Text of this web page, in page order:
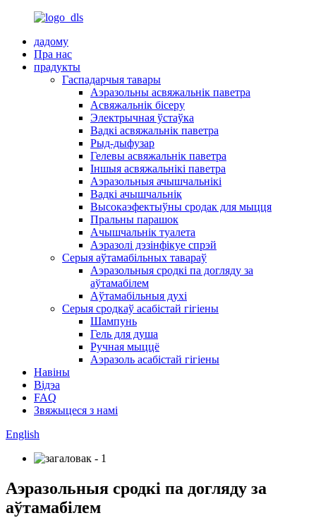
дадому
Пра нас
прадукты
Гаспадарчыя тавары
Аэразольны асвяжальнік паветра
Асвяжальнік бісеру
Электрычная ўстаўка
Вадкі асвяжальнік паветра
Рыд-дыфузар
Гелевы асвяжальнік паветра
Іншыя асвяжальнікі паветра
Аэразольныя ачышчальнікі
Вадкі ачышчальнік
Высокаэфектыўны сродак для мыцця
Пральны парашок
Ачышчальнік туалета
Аэразолі дэзінфікуе спрэй
Серыя аўтамабільных тавараў
Аэразольныя сродкі па догляду за
аўтамабілем
Аўтамабільныя духі
Серыя сродкаў асабістай гігіены
Шампунь
Гель для душа
Ручная мыццё
Аэразоль асабістай гігіены
Навіны
Відэа
FAQ
Звяжыцеся з намі
English
Аэразольныя сродкі па догляду за
аўтамабілем